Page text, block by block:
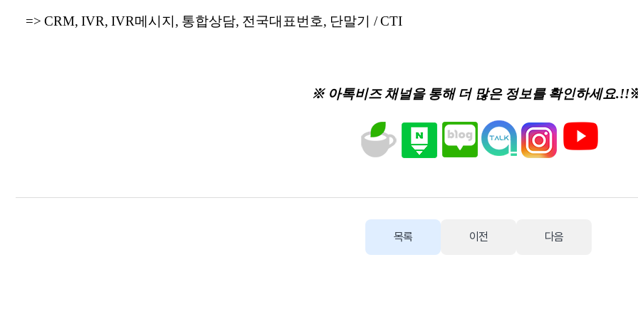
=> CRM, IVR, IVR메시지, 통합상담, 전국대표번호, 단말기 / CTI
※ 아톡비즈 채널을 통해 더 많은 정보를 확인하세요.!!
목록 이전 다음